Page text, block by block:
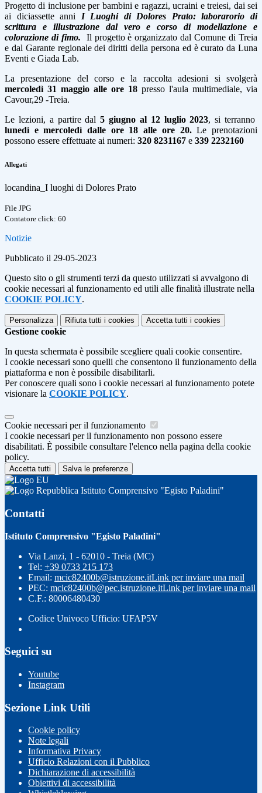
Progetto di inclusione per bambini e ragazzi, ucraini e treiesi, dai sei
ai diciassette anni I Luoghi di Dolores Prato: laborarorio di
scrittura e illustrazione dal vero e corso di modellazione e
colorazione di fimo. Il progetto è organizzato dal Comune di Treia
e dal Garante regionale dei diritti della persona ed è curato da Luna
Eventi e Giada Lab.
La presentazione del corso e la raccolta adesioni si svolgerà
mercoledì 31 maggio alle ore 18 presso l'aula multimediale, via
Cavour,29 -Treia.
Le lezioni, a partire dal5 giugno al 12 luglio 2023, si terranno
lunedì e mercoledì dalle ore 18 alle ore 20.Le prenotazioni
possono essere effettuate ai numeri: 320 8231167 e 339 2232160
Allegati
locandina_I luoghi di Dolores Prato
File JPG
Contatore click: 60
Notizie
Pubblicato il 29-05-2023
Questo sito o gli strumenti terzi da questo utilizzati si avvalgono di
cookie necessari al funzionamento ed utili alle finalità illustrate nella
COOKIE POLICY.
Personalizza Rifiuta tutti i cookies Accetta tutti i cookies
Gestione cookie
In questa schermata è possibile scegliere quali cookie consentire.
I cookie necessari sono quelli che consentono il funzionamento della
piattaforma e non è possibile disabilitarli.
Per conoscere quali sono i cookie necessari al funzionamento potete
visionare la COOKIE POLICY.
Cookie necessari per il funzionamento
I cookie necessari per il funzionamento non possono essere
disabilitati. È possibile consultare l'elenco nella pagina della cookie
policy.
Accetta tutti Salva le preferenze
Istituto Comprensivo "Egisto Paladini"
Contatti
Istituto Comprensivo "Egisto Paladini"
Via Lanzi, 1 - 62010 - Treia (MC)
Tel: +39 0733 215 173
Email: mcic82400b@istruzione.itLink per inviare una mail
PEC: mcic82400b@pec.istruzione.itLink per inviare una mail
C.F.: 80006480430
Codice Univoco Ufficio: UFAP5V
Seguici su
Youtube
Instagram
Sezione Link Utili
Cookie policy
Note legali
Informativa Privacy
Ufficio Relazioni con il Pubblico
Dichiarazione di accessibilità
Obiettivi di accessibilità